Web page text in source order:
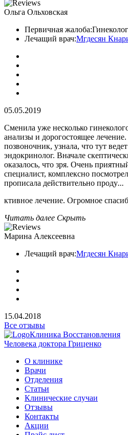
Ольга Ольховская
Первичная жалоба:
Лечащий врач:Мгдесян
05.05.2019
Сменила уже несколько
анализы и дорогостоящее
позвоночник, узнала, что тут
эндокринолог. Вначале
оказалось, что зря. Очень
специалист, комплексно
прописала действительно проду...
ктивное лечение. Огромное
Читать далее Скрыть
Марина Алексеевна
Лечащий врач:Мгдесян
15.04.2018
Все отзывы
Клиника Восстановления
Человека доктора Гриценко
О клинике
Врачи
Отделения
Статьи
Клинические случаи
Отзывы
Контакты
Акции